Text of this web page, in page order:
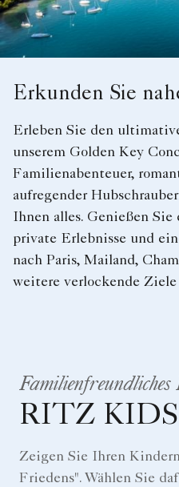
Erkunden Sie
Erleben Sie den
unserem Golden Key
Familienabenteuer,
aufregender
Ihnen alles. Genießen Sie
private Erlebnisse und
nach Paris, Mailand,
weitere verlockende
Familienfreundliches
RITZ KIDS
Zeigen Sie Ihren
Friedens". Wählen Sie